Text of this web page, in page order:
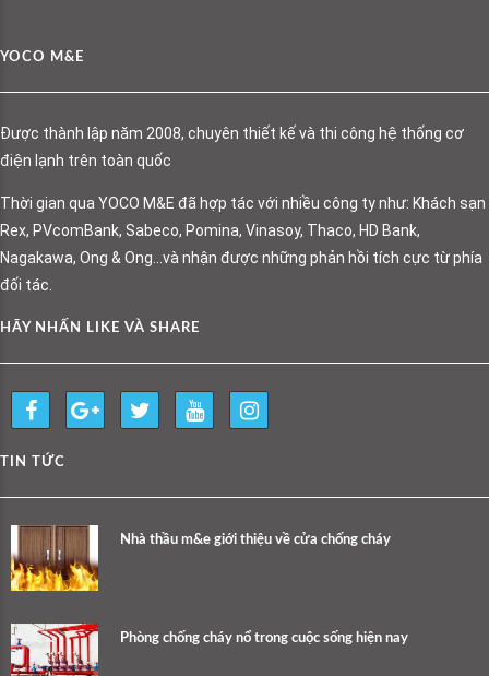
YOCO M&E
Được thành lập năm 2008, chuyên thiết kế và thi công hệ thống cơ
điện lạnh trên toàn quốc
Thời gian qua YOCO M&E đã hợp tác với nhiều công ty như: Khách sạn
Rex, PVcomBank, Sabeco, Pomina, Vinasoy, Thaco, HD Bank,
Nagakawa, Ong & Ong…và nhận được những phản hồi tích cực từ phía
đối tác.
HÃY NHẤN LIKE VÀ SHARE
TIN TỨC
Nhà thầu m&e giới thiệu về cửa chống cháy
Phòng chống cháy nổ trong cuộc sống hiện nay